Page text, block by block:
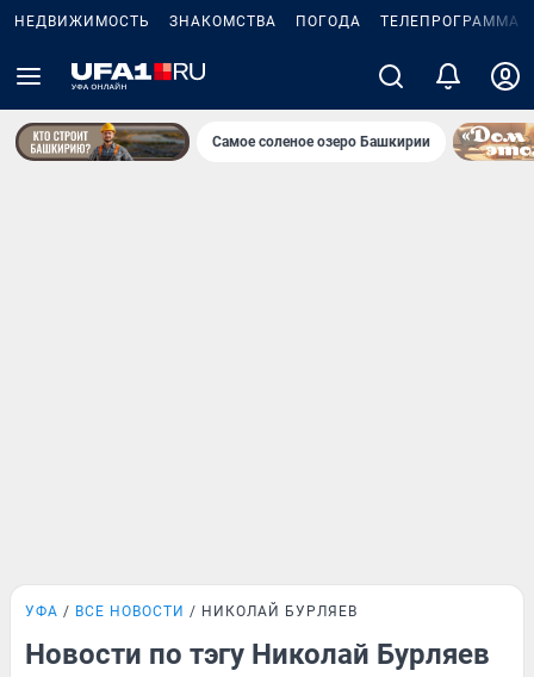
НЕДВИЖИМОСТЬ ЗНАКОМСТВА ПОГОДА ТЕЛЕПРОГРАММА
Самое соленое озеро Башкирии
УФА ВСЕ НОВОСТИ НИКОЛАЙ БУРЛЯЕВ
Новости по тэгу Николай Бурляев